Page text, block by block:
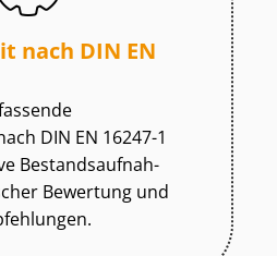
nach DIN EN
DIN EN 16247-1
Be­stands­auf­nah­
Bewertung und